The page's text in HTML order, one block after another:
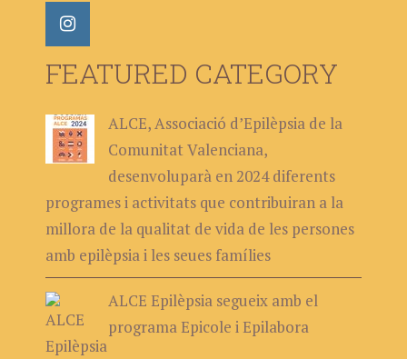
FEATURED CATEGORY
ALCE, Associació d’Epilèpsia de la
Comunitat Valenciana,
desenvoluparà en 2024 diferents
programes i activitats que contribuiran a la
millora de la qualitat de vida de les persones
amb epilèpsia i les seues famílies
ALCE Epilèpsia segueix amb el
programa Epicole i Epilabora